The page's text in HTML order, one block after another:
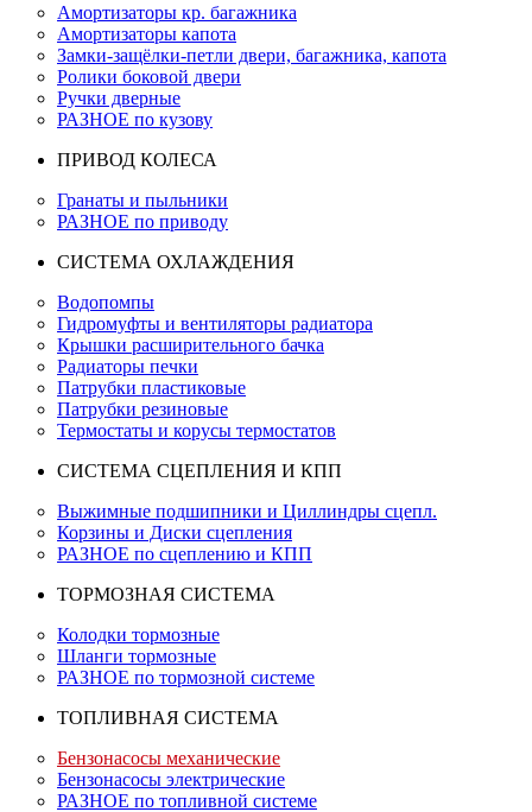
Амортизаторы кр. багажника
Амортизаторы капота
Замки-защёлки-петли двери, багажника, капота
Ролики боковой двери
Ручки дверные
РАЗНОЕ по кузову
ПРИВОД КОЛЕСА
Гранаты и пыльники
РАЗНОЕ по приводу
СИСТЕМА ОХЛАЖДЕНИЯ
Водопомпы
Гидромуфты и вентиляторы радиатора
Крышки расширительного бачка
Радиаторы печки
Патрубки пластиковые
Патрубки резиновые
Термостаты и корусы термостатов
СИСТЕМА СЦЕПЛЕНИЯ И КПП
Выжимные подшипники и Циллиндры сцепл.
Корзины и Диски сцепления
РАЗНОЕ по сцеплению и КПП
ТОРМОЗНАЯ СИСТЕМА
Колодки тормозные
Шланги тормозные
РАЗНОЕ по тормозной системе
ТОПЛИВНАЯ СИСТЕМА
Бензонасосы механические
Бензонасосы электрические
РАЗНОЕ по топливной системе